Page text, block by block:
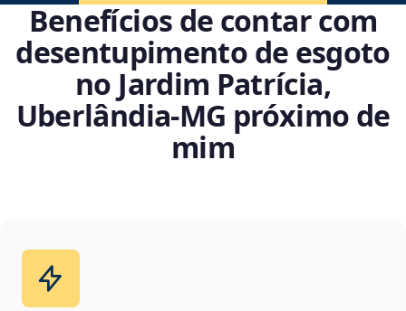
Benefícios de contar com
desentupimento de esgoto
no Jardim Patrícia,
Uberlândia‑MG próximo de
mim